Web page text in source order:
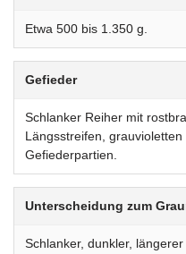
Etwa 500 bis 1.350 g.
Gefieder
Schlanker Reiher mit
Längsstreifen,
Gefiederpartien.
Unterscheidung zum
Schlanker, dunkler,